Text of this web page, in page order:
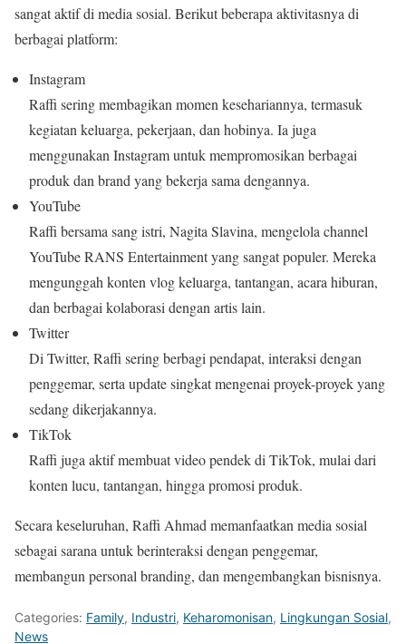
sangat aktif di media sosial. Berikut beberapa aktivitasnya di
berbagai platform:
Instagram
Raffi sering membagikan momen kesehariannya, termasuk
kegiatan keluarga, pekerjaan, dan hobinya. Ia juga
menggunakan Instagram untuk mempromosikan berbagai
produk dan brand yang bekerja sama dengannya.
YouTube
Raffi bersama sang istri, Nagita Slavina, mengelola channel
YouTube RANS Entertainment yang sangat populer. Mereka
mengunggah konten vlog keluarga, tantangan, acara hiburan,
dan berbagai kolaborasi dengan artis lain.
Twitter
Di Twitter, Raffi sering berbagi pendapat, interaksi dengan
penggemar, serta update singkat mengenai proyek-proyek yang
sedang dikerjakannya.
TikTok
Raffi juga aktif membuat video pendek di TikTok, mulai dari
konten lucu, tantangan, hingga promosi produk.
Secara keseluruhan, Raffi Ahmad memanfaatkan media sosial
sebagai sarana untuk berinteraksi dengan penggemar,
membangun personal branding, dan mengembangkan bisnisnya.
Categories: Family, Industri, Keharomonisan, Lingkungan Sosial,
News